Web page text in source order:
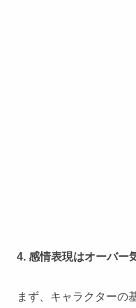
4. 感情表現はオーバー
まず、キャラクターの